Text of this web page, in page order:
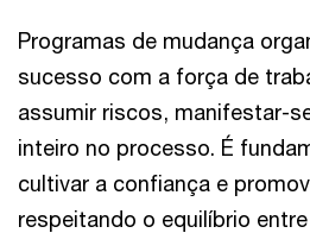
Programas de mudança
sucesso com a força de
assumir riscos, manifestar-
inteiro no processo. É
cultivar a confiança e
respeitando o equilíbrio